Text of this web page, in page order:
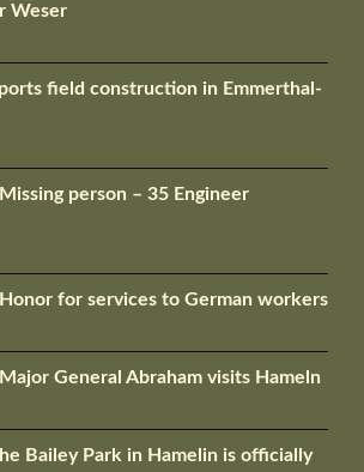
Weser
field construction in Emmerthal-
person – 35 Engineer
for services to German workers
General Abraham visits Hameln
Bailey Park in Hamelin is officially